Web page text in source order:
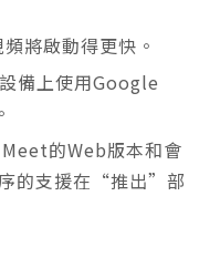
將啟動得更快。
備上使用Google
的Web版本和會
的支援在“推出”部